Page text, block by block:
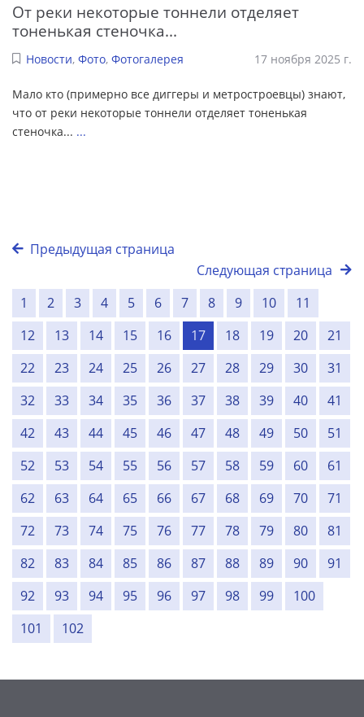
От реки некоторые тоннели отделяет
тоненькая стеночка...
Новости, Фото, Фотогалерея 17 ноября 2025 г.
Мало кто (примерно все диггеры и метростроевцы) знают,
что от реки некоторые тоннели отделяет тоненькая
стеночка... ...
Предыдущая страница
Следующая страница
1
2 3 4 5 6 7 8 9 10
11
12
13 14 15 16 17 18 19 20
21
22
23 24 25 26 27 28 29 30
31
32
33 34 35 36 37 38 39 40
41
42
43 44 45 46 47 48 49 50
51
52
53 54 55 56 57 58 59 60
61
62
63 64 65 66 67 68 69 70
71
72
73 74 75 76 77 78 79 80
81
82
83 84 85 86 87 88 89 90
91
92
93 94 95 96 97 98 99
100
101
102